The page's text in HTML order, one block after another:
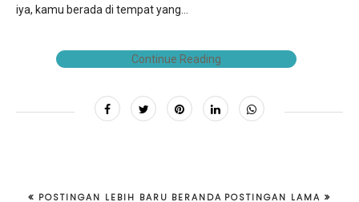
iya, kamu berada di tempat yang...
Continue Reading
POSTINGAN LEBIH BARU POSTINGAN LAMA
BERANDA